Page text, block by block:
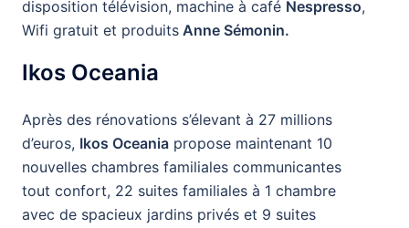
disposition télévision, machine à café Nespresso,
Wifi gratuit et produits Anne Sémonin.
Ikos Oceania
Après des rénovations s’élevant à 27 millions
d’euros, Ikos Oceania propose maintenant 10
nouvelles chambres familiales communicantes
tout confort, 22 suites familiales à 1 chambre
avec de spacieux jardins privés et 9 suites